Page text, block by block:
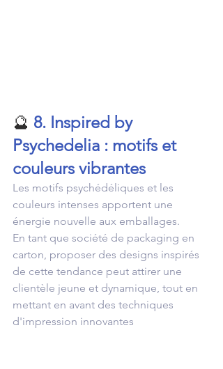
🔮 8. Inspired by
Psychedelia : motifs et
couleurs vibrantes
Les motifs psychédéliques et les
couleurs intenses apportent une
énergie nouvelle aux emballages.
En tant que société de packaging en
carton, proposer des designs inspirés
de cette tendance peut attirer une
clientèle jeune et dynamique, tout en
mettant en avant des techniques
d'impression innovantes